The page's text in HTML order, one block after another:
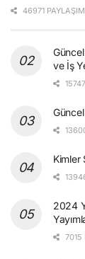
46971 PAYLAŞIM
ve İş
Kimler
2024
7015